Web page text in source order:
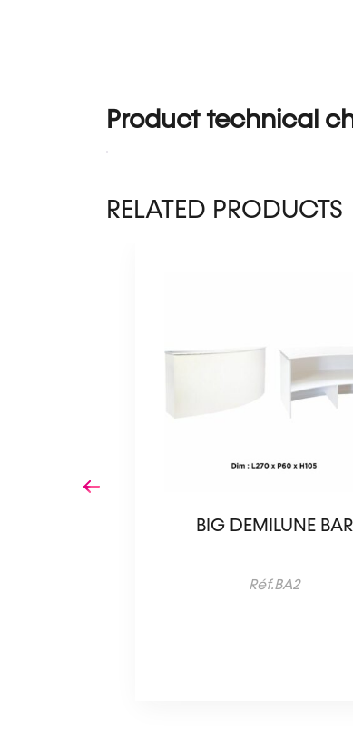
Product technical
RELATED PRODUCTS
BIG DEMILUNE BAR
Réf.BA2